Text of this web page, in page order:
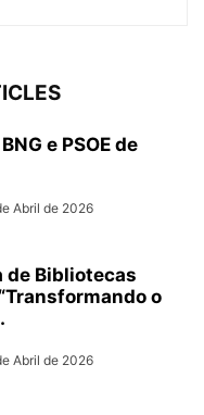
e PSOE de
Abril de 2026
de Bibliotecas
o
Abril de 2026